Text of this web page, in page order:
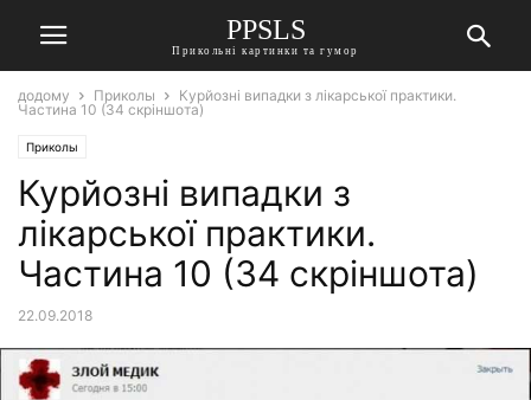
PPSLS
Прикольні картинки та гумор
додому Приколы
Курйозні випадки з лікарської практики.
Частина 10 (34 скріншота)
Приколы
Курйозні випадки з
лікарської практики.
Частина 10 (34 скріншота)
22.09.2018